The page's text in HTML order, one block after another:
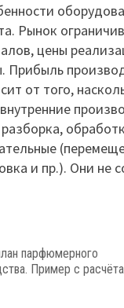
Рынок
цены
Прибыль
от того,
и пр.). Они не
парфюмерного
Пример с